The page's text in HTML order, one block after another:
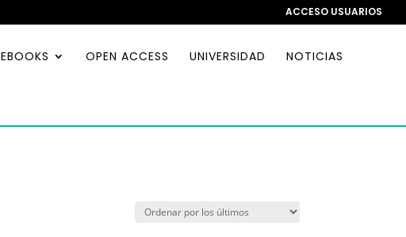
ACCESO USUARIOS
EBOOKS OPEN ACCESS UNIVERSIDAD NOTICIAS